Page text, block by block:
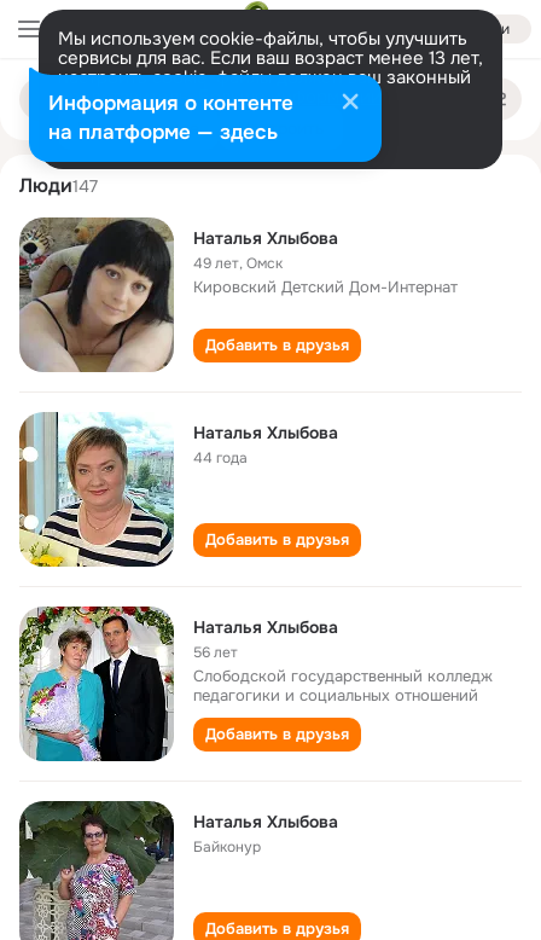
Войти
Мы используем cookie-файлы, чтобы улучшить
сервисы для вас. Если ваш возраст менее 13 лет,
настроить cookie-файлы должен ваш законный
представитель. Больше информации
Разрешить все Настроить
Поиск
людям
natalya khlybova
Люди147
Наталья Хлыбова
49 лет,Омск
Кировский Детский Дом-Интернат
Добавить в друзья
Наталья Хлыбова
44 года
Добавить в друзья
Наталья Хлыбова
56 лет
Слободской государственный колледж
педагогики и социальных отношений
Добавить в друзья
Наталья Хлыбова
Байконур
Добавить в друзья
Информация о контенте
на платформе — здесь